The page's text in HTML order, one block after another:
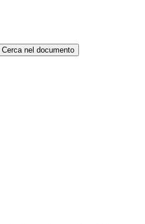
Cerca nel documento